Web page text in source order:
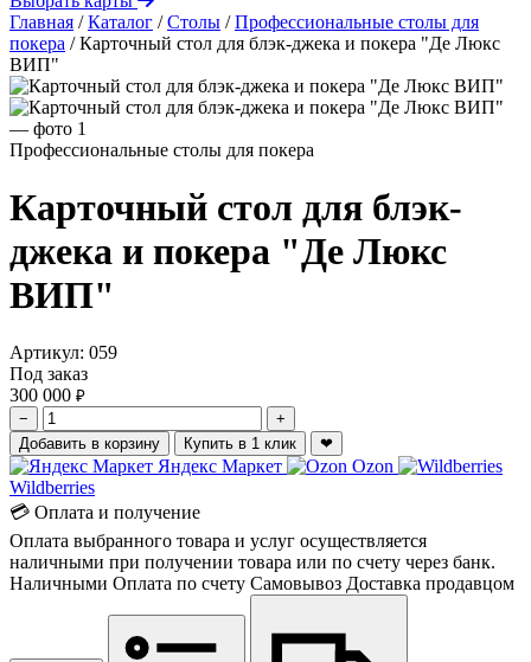
Главная / Каталог / Столы / Профессиональные столы для
покера / Карточный стол для блэк-джека и покера "Де Люкс
ВИП"
Профессиональные столы для покера
Карточный стол для блэк-
джека и покера "Де Люкс
ВИП"
Артикул: 059
Под заказ
300 000 ₽
−
+
Добавить в корзину
Купить в 1 клик ❤
Яндекс Маркет
Ozon
Wildberries
💳 Оплата и получение
Оплата выбранного товара и услуг осуществляется
наличными при получении товара или по счету через банк.
Наличными Оплата по счету Самовывоз Доставка продавцом